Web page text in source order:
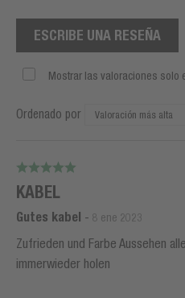
ESCRIBE UNA RESEÑA
Mostrar las valoraciones solo
Ordenado por
KABEL
Gutes kabel - 8 ene 2023
Zufrieden und Farbe Aussehen
immerwieder holen